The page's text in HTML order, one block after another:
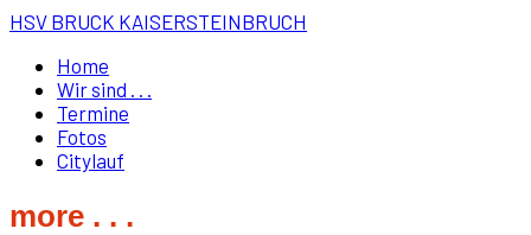
HSV BRUCK KAISERSTEINBRUCH
Home
Wir sind . . .
Termine
Fotos
Citylauf
more . . .